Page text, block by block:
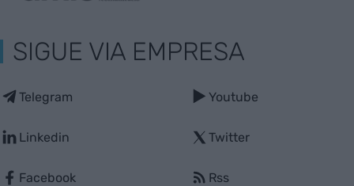
SIGUE VIA EMPRESA
Telegram
Linkedin
Facebook
Youtube
Twitter
Rss